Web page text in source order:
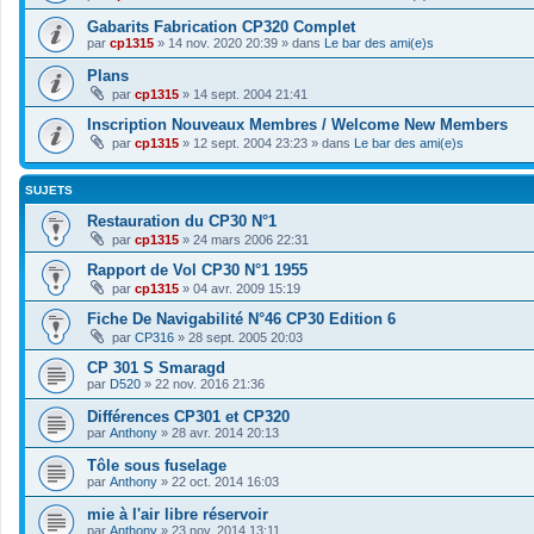
Gabarits Fabrication CP320 Complet
par cp1315 » 14 nov. 2020 20:39 » dans Le bar des ami(e)s
Plans
par cp1315 » 14 sept. 2004 21:41
Inscription Nouveaux Membres / Welcome New Members
par cp1315 » 12 sept. 2004 23:23 » dans Le bar des ami(e)s
SUJETS
Restauration du CP30 N°1
par cp1315 » 24 mars 2006 22:31
Rapport de Vol CP30 N°1 1955
par cp1315 » 04 avr. 2009 15:19
Fiche De Navigabilité N°46 CP30 Edition 6
par CP316 » 28 sept. 2005 20:03
CP 301 S Smaragd
par D520 » 22 nov. 2016 21:36
Différences CP301 et CP320
par Anthony » 28 avr. 2014 20:13
Tôle sous fuselage
par Anthony » 22 oct. 2014 16:03
mie à l'air libre réservoir
par Anthony » 23 nov. 2014 13:11